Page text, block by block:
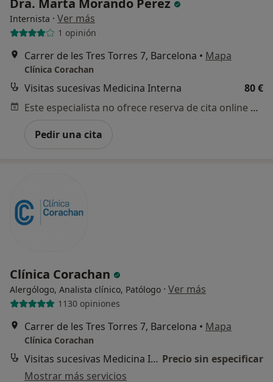
Dra. Marta Morando Perez
Internista · Ver más
1 opinión
Carrer de les Tres Torres 7, Barcelona • Mapa
Clínica Corachan
Visitas sucesivas Medicina Interna
80 €
Este especialista no ofrece reserva de cita online en esta dirección.
Pedir una cita
Clínica Corachan
Alergólogo, Analista clínico, Patólogo · Ver más
1130 opiniones
Carrer de les Tres Torres 7, Barcelona • Mapa
Clínica Corachan
Visitas sucesivas Medicina Interna Precio sin especificar
Mostrar más servicios